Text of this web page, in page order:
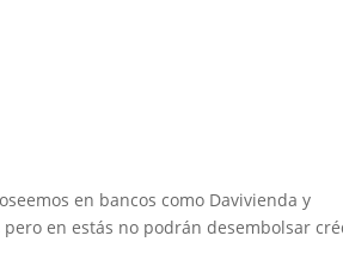
en bancos como Davivienda y
en estás no podrán desembolsar